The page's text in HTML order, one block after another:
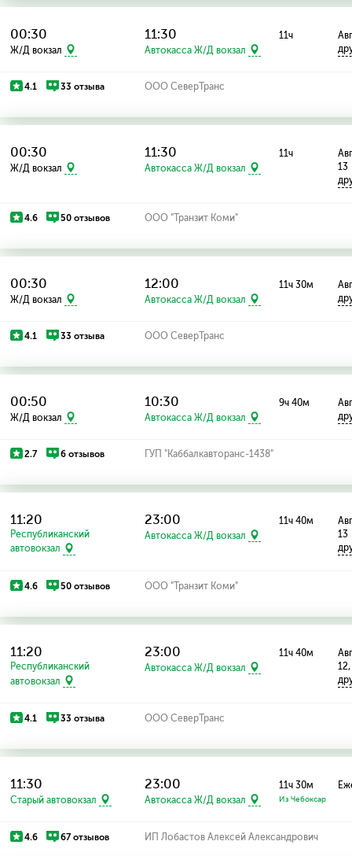
00:30
Ж/Д вокзал
11:30
Автокасса Ж/Д вокзал
11ч
4.1 33 отзыва ООО СеверТранс
00:30
Ж/Д вокзал
11:30
Автокасса Ж/Д вокзал
11ч
13
4.6 50 отзывов ООО "Транзит Коми"
00:30
Ж/Д вокзал
12:00
Автокасса Ж/Д вокзал
11ч 30м
4.1 33 отзыва ООО СеверТранс
00:50
Ж/Д вокзал
10:30
Автокасса Ж/Д вокзал
9ч 40м
2.7 6 отзывов ГУП "Каббалкавторанс-1438"
11:20
Республиканский
автовокзал
23:00
Автокасса Ж/Д вокзал
11ч 40м
13
4.6 50 отзывов ООО "Транзит Коми"
11:20
Республиканский
автовокзал
23:00
Автокасса Ж/Д вокзал
11ч 40м
4.1 33 отзыва ООО СеверТранс
11:30
Старый автовокзал
23:00
Автокасса Ж/Д вокзал
11ч 30м
Из Чебоксар
4.6 67 отзывов ИП Лобастов Алексей Александрович